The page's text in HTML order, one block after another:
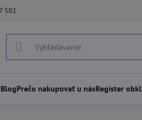
501
BlogPrečo nakupovať u násRegister